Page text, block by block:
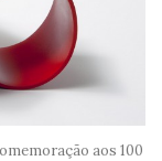
aos 100